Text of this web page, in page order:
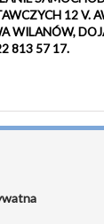
12 V.
WILANÓW,
813 57 17.